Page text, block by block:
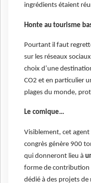
ingrédients étaient
Honte au tourisme
Pourtant il faut
sur les réseaux
choix d’une
CO2 et en particulier
plages du monde,
Le comique…
Visiblement, cet
congrès génère 900
qui donneront lieu à
forme de contribution
dédié à des projets